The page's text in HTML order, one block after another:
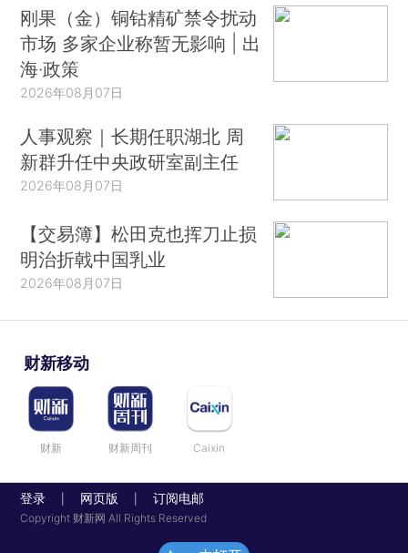
刚果（金）铜钴精矿禁令扰动
市场 多家企业称暂无影响 | 出
海·政策
2026年08月07日
人事观察｜长期任职湖北 周
新群升任中央政研室副主任
2026年08月07日
【交易簿】松田克也挥刀止损
明治折戟中国乳业
2026年08月07日
财新移动
财新 财新周刊 Caixin
登录 网页版 订阅电邮
Copyright 财新网 All Rights Reserved